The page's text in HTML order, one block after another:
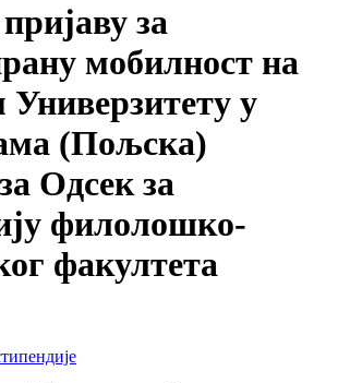
за
мобилност на
у
(Пољска)
Одсек за
филолошко-
факултета